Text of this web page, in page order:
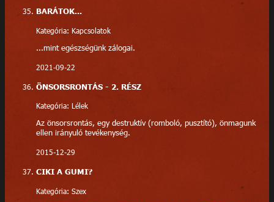
BARÁTOK...
Kategória: Kapcsolatok
...mint egészségünk zálogai.
2021-09-22
ÖNSORSRONTÁS - 2. RÉSZ
Kategória: Lélek
Az önsorsrontás, egy destruktív (romboló, pusztító), önmagunk
ellen irányuló tevékenység.
2015-12-29
CIKI A GUMI?
Kategória: Szex